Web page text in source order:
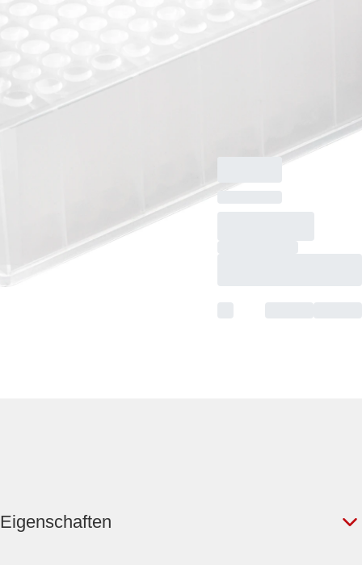
DNA-/DNase-/RNase-
frei,
Stück/Beutel
Eigenschaften